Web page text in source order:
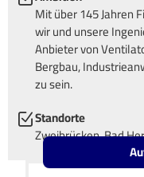
Mit über 145 Jahren
wir und unsere
Anbieter von
Bergbau,
zu sein.
Standorte
Zweibrücken, Bad